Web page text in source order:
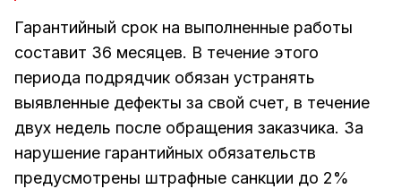
Гарантийный срок на выполненные работы
составит 36 месяцев. В течение этого
периода подрядчик обязан устранять
выявленные дефекты за свой счет, в течение
двух недель после обращения заказчика. За
нарушение гарантийных обязательств
предусмотрены штрафные санкции до 2%